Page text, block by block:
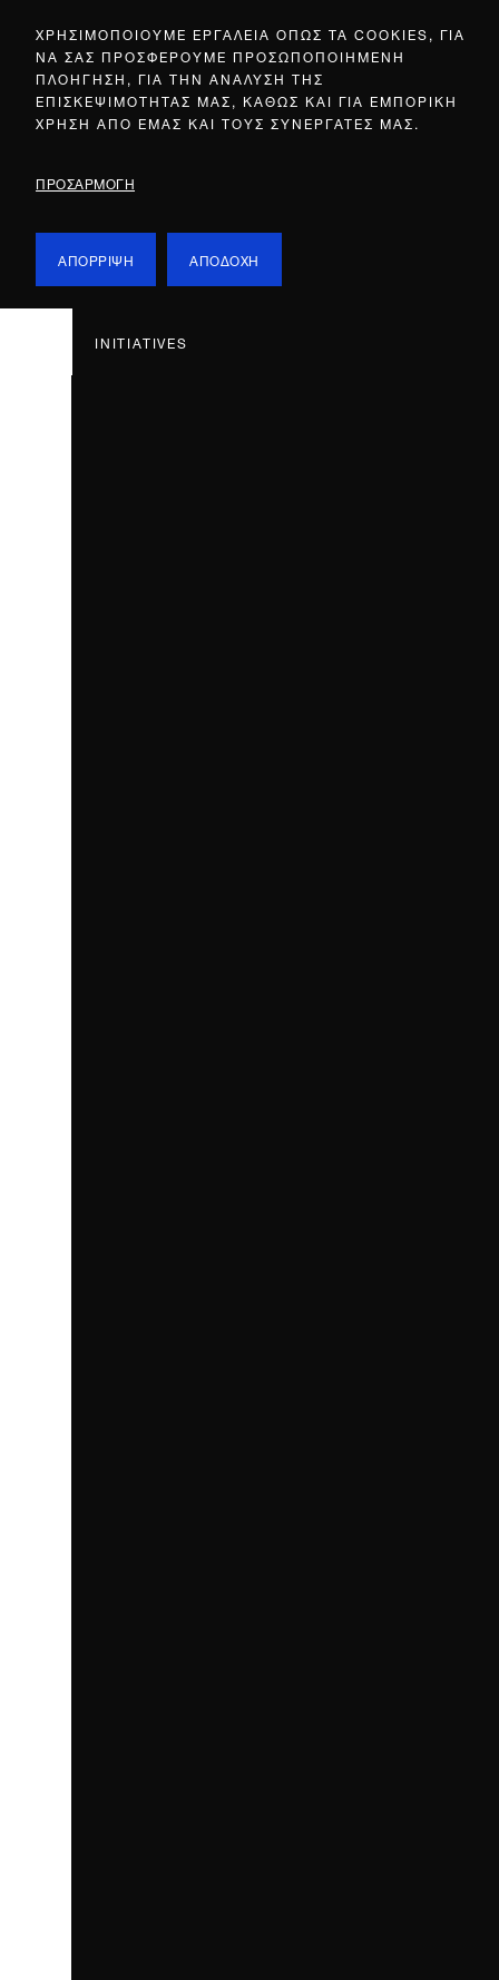
ΧΡΗΣΙΜΟΠΟΙΟΥΜΕ ΕΡΓΑΛΕΙΑ ΟΠΩΣ ΤΑ COOKIES, ΓΙΑ
ΝΑ ΣΑΣ ΠΡΟΣΦΕΡΟΥΜΕ ΠΡΟΣΩΠΟΠΟΙΗΜΕΝΗ
ΠΛΟΗΓΗΣΗ, ΓΙΑ ΤΗΝ ΑΝΑΛΥΣΗ ΤΗΣ
ΕΠΙΣΚΕΨΙΜΟΤΗΤΑΣ ΜΑΣ, ΚΑΘΩΣ ΚΑΙ ΓΙΑ ΕΜΠΟΡΙΚΗ
ΧΡΗΣΗ ΑΠΟ ΕΜΑΣ ΚΑΙ ΤΟΥΣ ΣΥΝΕΡΓΑΤΕΣ ΜΑΣ.
ΠΡΟΣΑΡΜΟΓΗ
ΑΠΟΡΡΙΨΗ ΑΠΟΔΟΧΗ
INITIATIVES